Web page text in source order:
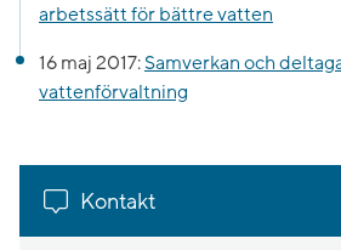
arbetssätt för bättre vatten
16 maj 2017: Samverkan och
vattenförvaltning
Kontakt